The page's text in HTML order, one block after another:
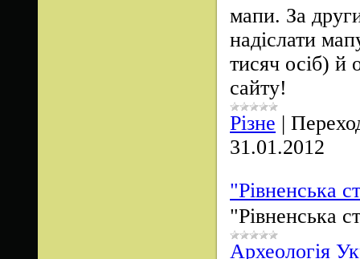
мапи. За
надіслати
тисяч осіб) й
сайту!
Різне |
31.01.2012
"Рівненська
"Рівненська
Археологія